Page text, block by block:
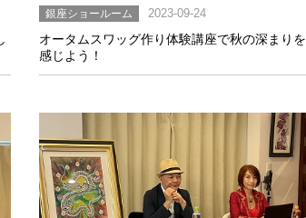
銀座ショールーム 2023-09-24
オータムスワッグ作り体験講座で秋の深まりを
感じよう！